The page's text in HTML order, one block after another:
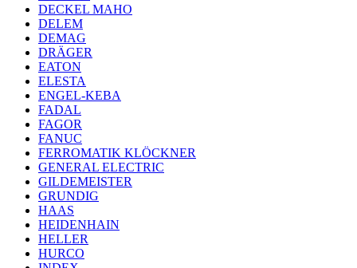
DECKEL MAHO
DELEM
DEMAG
DRÄGER
EATON
ELESTA
ENGEL-KEBA
FADAL
FAGOR
FANUC
FERROMATIK KLÖCKNER
GENERAL ELECTRIC
GILDEMEISTER
GRUNDIG
HAAS
HEIDENHAIN
HELLER
HURCO